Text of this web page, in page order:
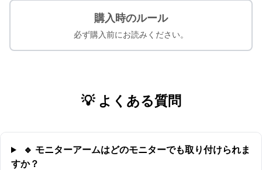
購入時のルール
必ず購入前にお読みください。
💡 よくある質問
🔹 モニターアームはどのモニターでも取り付けられま
すか？